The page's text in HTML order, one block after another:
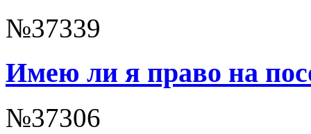
№37339
Имею ли я право на
№37306